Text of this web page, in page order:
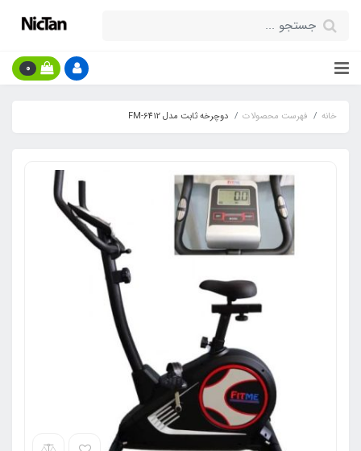
0
خانه فهرست محصولات دوچرخه ثابت مدل FM-6412